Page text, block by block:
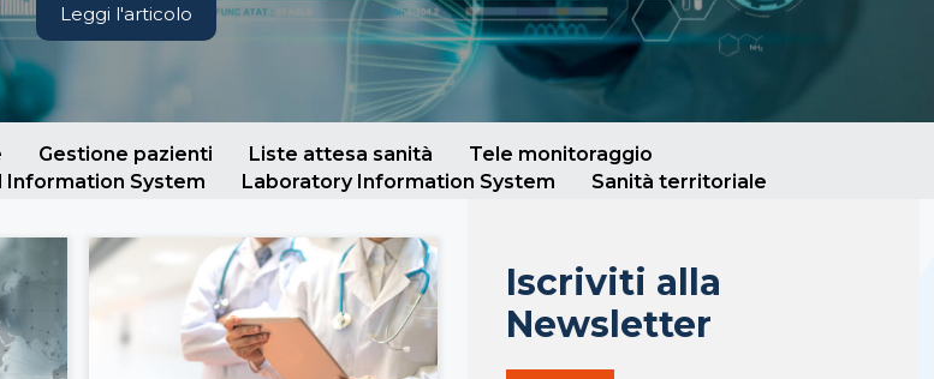
Leggi l'articolo
Gestione pazienti Liste attesa sanità
Tele monitoraggio
Information System Laboratory Information System
Sanità territoriale
Iscriviti alla
Newsletter